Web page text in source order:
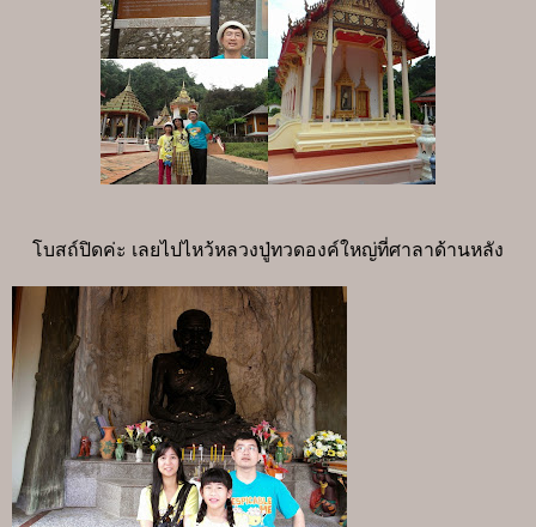
โบสถ์ปิดค่ะ เลยไปไหว้หลวงปู่ทวดองค์ใหญ่ที่ศาลาด้านหลัง